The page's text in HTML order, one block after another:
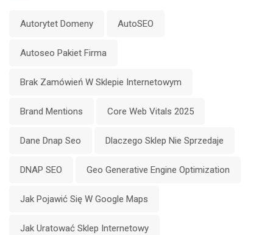
Autorytet Domeny AutoSEO
Autoseo Pakiet Firma
Brak Zamówień W Sklepie Internetowym
Brand Mentions Core Web Vitals 2025
Dane Dnap Seo Dlaczego Sklep Nie Sprzedaje
DNAP SEO Geo Generative Engine Optimization
Jak Pojawić Się W Google Maps
Jak Uratować Sklep Internetowy